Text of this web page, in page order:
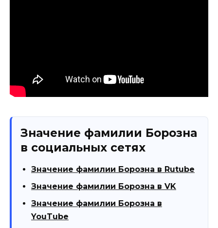
Значение фамилии Борозна
в социальных сетях
Значение фамилии Борозна в Rutube
Значение фамилии Борозна в VK
Значение фамилии Борозна в
YouTube